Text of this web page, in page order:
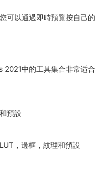
可以通過即時預覽按自己的
2021中的工具集合非常适合
預設
，邊框，紋理和預設